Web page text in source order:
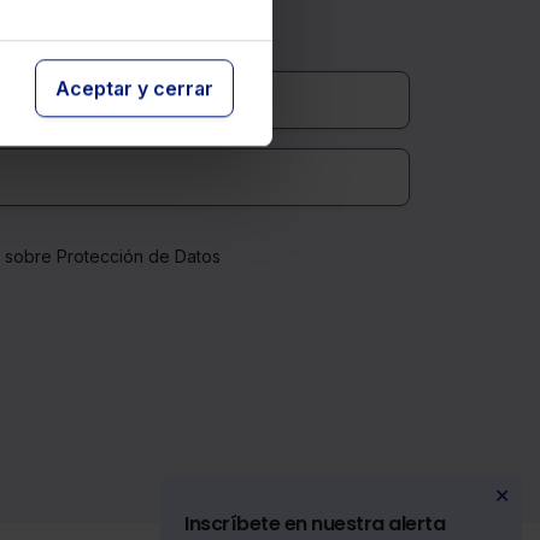
Aceptar y cerrar
sobre Protección de Datos
✕
Inscríbete en nuestra alerta